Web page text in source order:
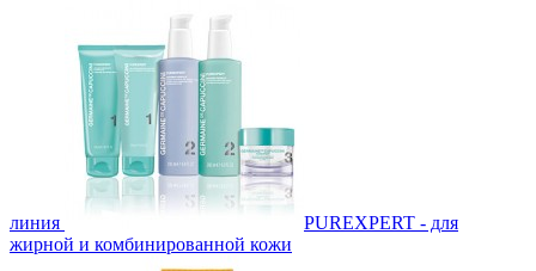
линия
PUREXPERT - для
жирной и комбинированной кожи